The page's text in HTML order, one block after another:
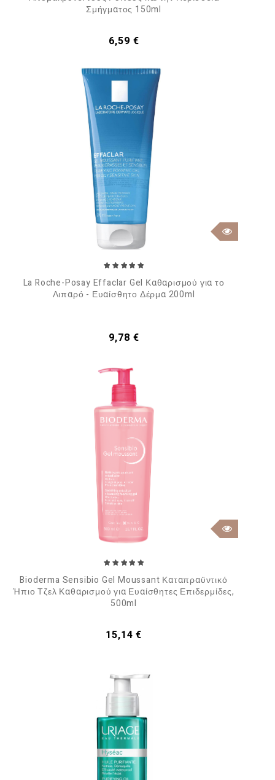
Σμήγματος 150ml
Τιμή
6,59 €
La Roche-Posay Effaclar Gel Καθαρισμού για το
Λιπαρό - Ευαίσθητο Δέρμα 200ml
Τιμή
9,78 €
Bioderma Sensibio Gel Moussant Καταπραϋντικό
Ήπιο Τζελ Καθαρισμού για Ευαίσθητες Επιδερμίδες,
500ml
Τιμή
15,14 €